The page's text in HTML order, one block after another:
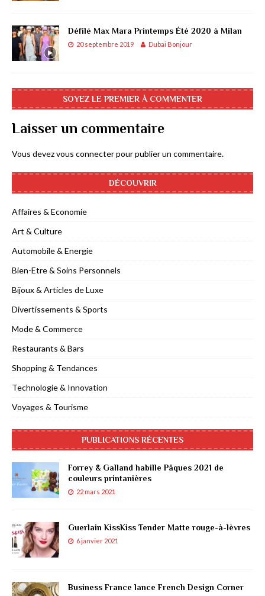
Défilé Max Mara Printemps Été 2020 à Milan
20 septembre 2019 Dubai Bonjour
SOYEZ LE PREMIER À COMMENTER
Laisser un commentaire
Vous devezvous connecterpour publier un commentaire.
DÉCOUVRIR
Affaires & Economie
Art & Culture
Automobile & Energie
Bien-Etre & Soins Personnels
Bijoux & Articles de Luxe
Divertissements & Sports
Mode & Commerce
Restaurants & Bars
Shopping & Tendances
Technologie & Innovation
Voyages & Tourisme
PUBLICATIONS RÉCENTES
Forrey & Galland habille Pâques 2021 de
couleurs printanières
22 mars 2021
Guerlain KissKiss Tender Matte rouge-à-lèvres
6 janvier 2021
Business France lance French Design Corner